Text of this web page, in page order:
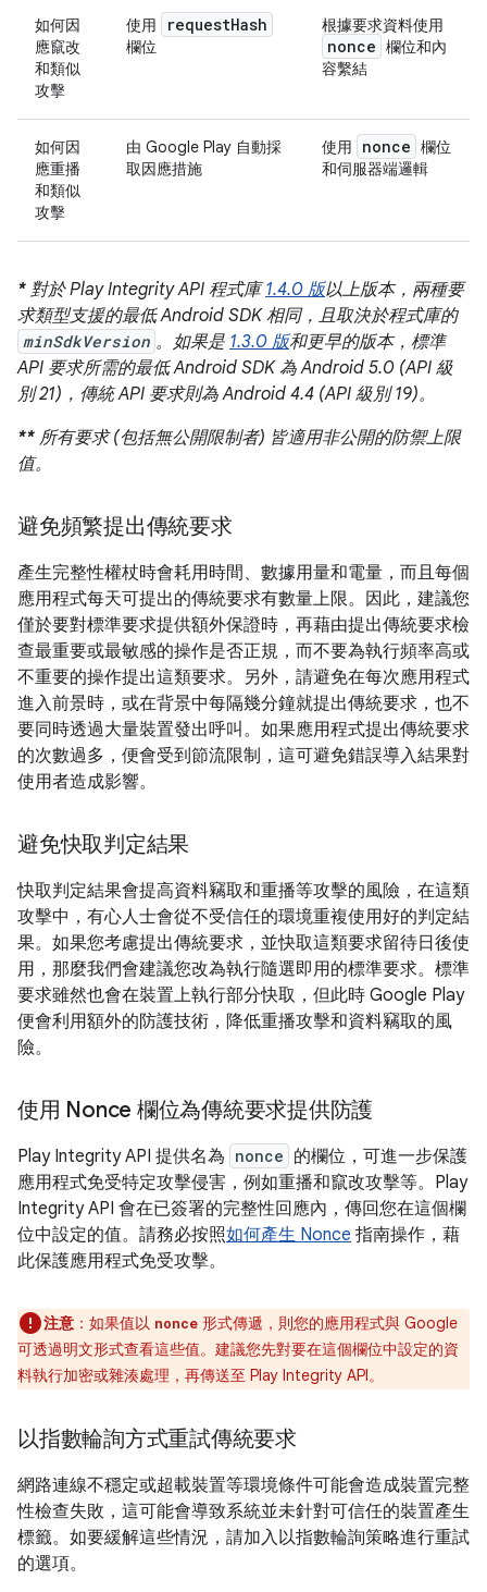
如何因
應竄改
和類似
攻擊
使用 requestHash
欄位
根據要求資料使用
nonce 欄位和內
容繫結
如何因
應重播
和類似
攻擊
由 Google Play 自動採
取因應措施
使用 nonce 欄位
和伺服器端邏輯
* 對於 Play Integrity API 程式庫1.4.0 版以上版本，兩種要
求類型支援的最低 Android SDK 相同，且取決於程式庫的
minSdkVersion 。如果是 1.3.0 版和更早的版本，標準
API 要求所需的最低 Android SDK 為 Android 5.0 (API 級
別 21)，傳統 API 要求則為 Android 4.4 (API 級別 19)。
** 所有要求 (包括無公開限制者) 皆適用非公開的防禦上限
值。
避免頻繁提出傳統要求
產生完整性權杖時會耗用時間、數據用量和電量，而且每個
應用程式每天可提出的傳統要求有數量上限。因此，建議您
僅於要對標準要求提供額外保證時，再藉由提出傳統要求檢
查最重要或最敏感的操作是否正規，而不要為執行頻率高或
不重要的操作提出這類要求。另外，請避免在每次應用程式
進入前景時，或在背景中每隔幾分鐘就提出傳統要求，也不
要同時透過大量裝置發出呼叫。如果應用程式提出傳統要求
的次數過多，便會受到節流限制，這可避免錯誤導入結果對
使用者造成影響。
避免快取判定結果
快取判定結果會提高資料竊取和重播等攻擊的風險，在這類
攻擊中，有心人士會從不受信任的環境重複使用好的判定結
果。如果您考慮提出傳統要求，並快取這類要求留待日後使
用，那麼我們會建議您改為執行隨選即用的標準要求。標準
要求雖然也會在裝置上執行部分快取，但此時 Google Play
便會利用額外的防護技術，降低重播攻擊和資料竊取的風
險。
使用 Nonce 欄位為傳統要求提供防護
Play Integrity API 提供名為 nonce 的欄位，可進一步保護
應用程式免受特定攻擊侵害，例如重播和竄改攻擊等。Play
Integrity API 會在已簽署的完整性回應內，傳回您在這個欄
位中設定的值。請務必按照如何產生 Nonce 指南操作，藉
此保護應用程式免受攻擊。
注意 ： 如果值以 nonce 形式傳遞，則您的應用程式與 Google
可透過明文形式查看這些值。建議您先對要在這個欄位中設定的資
料執行加密或雜湊處理，再傳送至 Play Integrity API。
以指數輪詢方式重試傳統要求
網路連線不穩定或超載裝置等環境條件可能會造成裝置完整
性檢查失敗，這可能會導致系統並未針對可信任的裝置產生
標籤。如要緩解這些情況，請加入以指數輪詢策略進行重試
的選項。